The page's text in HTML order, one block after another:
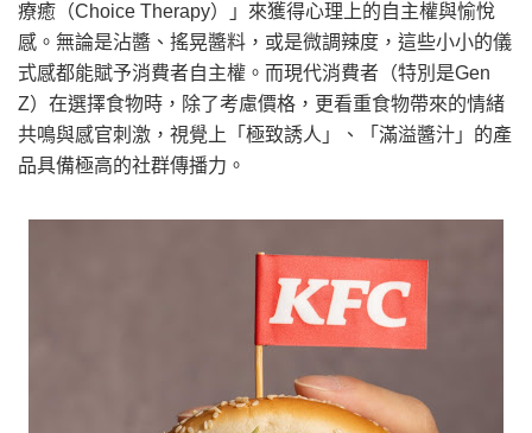
療癒（Choice Therapy）」來獲得心理上的自主權與愉悅
感。無論是沾醬、搖晃醬料，或是微調辣度，這些小小的儀
式感都能賦予消費者自主權。而現代消費者（特別是Gen
Z）在選擇食物時，除了考慮價格，更看重食物帶來的情緒
共鳴與感官刺激，視覺上「極致誘人」、「滿溢醬汁」的產
品具備極高的社群傳播力。